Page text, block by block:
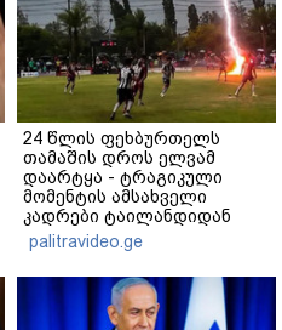
24 წლის ფეხბურთელს
თამაშის დროს ელვამ
დაარტყა - ტრაგიკული
მომენტის ამსახველი
კადრები ტაილანდიდან
მედიაში ვრცელდება
palitravideo.ge